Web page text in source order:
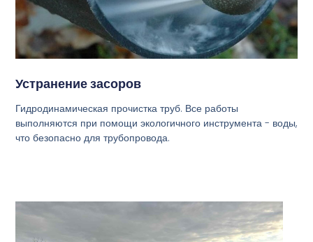
Устранение засоров
Гидродинамическая прочистка труб. Все работы
выполняются при помощи экологичного инструмента - воды,
что безопасно для трубопровода.